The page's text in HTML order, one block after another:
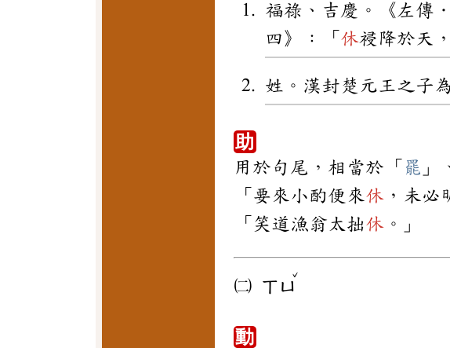
福祿、吉慶。《左傳
四》：「 休祲降於天
姓。漢封楚元王之子
助
用於句尾，相當於「 罷 」
「要來小酌便來休 ，未
「笑道漁翁太拙休 。」
㈡ ㄒㄩ
ˇ
動